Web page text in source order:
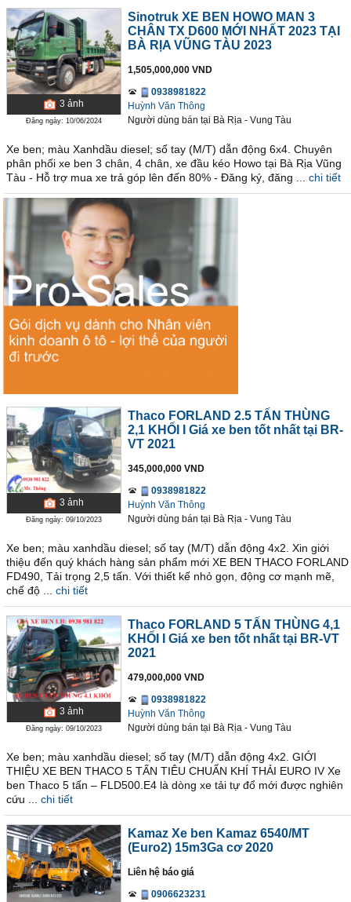
3 ảnh
Đăng ngày: 10/06/2024
Sinotruk XE BEN HOWO MAN 3
CHÂN TX D600 MỚI NHẤT 2023 TẠI
BÀ RỊA VŨNG TÀU 2023
1,505,000,000 VND
0938981822
Huỳnh Văn Thông
Người dùng bán tại Bà Rịa - Vung Tàu
Xe ben; màu Xanhdầu diesel; số tay (M/T) dẫn động 6x4. Chuyên
phân phối xe ben 3 chân, 4 chân, xe đầu kéo Howo tại Bà Rịa Vũng
Tàu - Hỗ trợ mua xe trả góp lên đến 80% - Đăng ký, đăng ...
chi tiết
3 ảnh
Đăng ngày: 09/10/2023
Thaco FORLAND 2.5 TẤN THÙNG
2,1 KHỐI I Giá xe ben tốt nhất tại BR-
VT 2021
345,000,000 VND
0938981822
Huỳnh Văn Thông
Người dùng bán tại Bà Rịa - Vung Tàu
Xe ben; màu xanhdầu diesel; số tay (M/T) dẫn động 4x2. Xin giới
thiệu đến quý khách hàng sản phẩm mới XE BEN THACO FORLAND
FD490, Tải trọng 2,5 tấn. Với thiết kế nhỏ gọn, động cơ mạnh mẽ,
chế độ ...
chi tiết
3 ảnh
Đăng ngày: 09/10/2023
Thaco FORLAND 5 TẤN THÙNG 4,1
KHỐI I Giá xe ben tốt nhất tại BR-VT
2021
479,000,000 VND
0938981822
Huỳnh Văn Thông
Người dùng bán tại Bà Rịa - Vung Tàu
Xe ben; màu xanhdầu diesel; số tay (M/T) dẫn động 4x2. GIỚI
THIỆU XE BEN THACO 5 TẤN TIÊU CHUẨN KHÍ THẢI EURO IV Xe
ben Thaco 5 tấn – FLD500.E4 là dòng xe tải tự đổ mới được nghiên
cứu ...
chi tiết
Kamaz Xe ben Kamaz 6540/MT
(Euro2) 15m3Ga cơ 2020
Liên hệ báo giá
0906623231